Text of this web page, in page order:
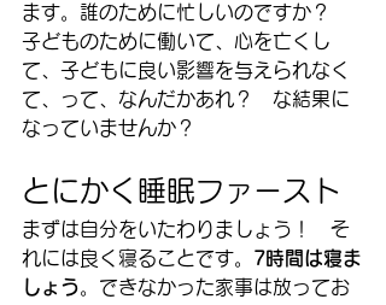
ます。誰のために忙しいのですか？
子どものために働いて、心を亡くし
て、子どもに良い影響を与えられなく
て、って、なんだかあれ？　な結果に
なっていませんか？
とにかく睡眠ファースト
まずは自分をいたわりましょう！　そ
れには良く寝ることです。 7時間は寝ま
しょう。できなかった家事は放ってお